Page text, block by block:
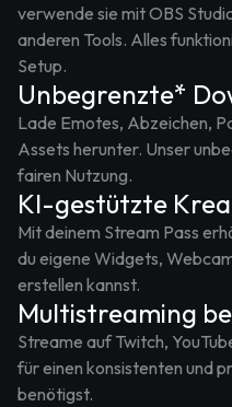
verwende sie mit OBS
anderen Tools. Alles
Setup.
Unbegrenzte*
Lade Emotes, Abzeichen,
Assets herunter. Unser
fairen Nutzung.
KI-gestützte
Mit deinem Stream Pass
du eigene Widgets,
erstellen kannst.
Multistreaming
Streame auf Twitch,
für einen konsistenten und
benötigst.